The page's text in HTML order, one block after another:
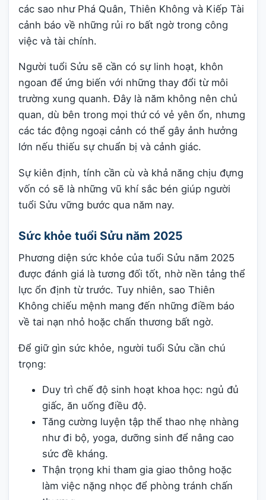
các sao như Phá Quân, Thiên Không và Kiếp Tài
cảnh báo về những rủi ro bất ngờ trong công
việc và tài chính.
Người tuổi Sửu sẽ cần có sự linh hoạt, khôn
ngoan để ứng biến với những thay đổi từ môi
trường xung quanh. Đây là năm không nên chủ
quan, dù bên trong mọi thứ có vẻ yên ổn, nhưng
các tác động ngoại cảnh có thể gây ảnh hưởng
lớn nếu thiếu sự chuẩn bị và cảnh giác.
Sự kiên định, tính cần cù và khả năng chịu đựng
vốn có sẽ là những vũ khí sắc bén giúp người
tuổi Sửu vững bước qua năm nay.
Sức khỏe tuổi Sửu năm 2025
Phương diện sức khỏe của tuổi Sửu năm 2025
được đánh giá là tương đối tốt, nhờ nền tảng thể
lực ổn định từ trước. Tuy nhiên, sao Thiên
Không chiếu mệnh mang đến những điềm báo
về tai nạn nhỏ hoặc chấn thương bất ngờ.
Để giữ gìn sức khỏe, người tuổi Sửu cần chú
trọng:
Duy trì chế độ sinh hoạt khoa học: ngủ đủ
giấc, ăn uống điều độ.
Tăng cường luyện tập thể thao nhẹ nhàng
như đi bộ, yoga, dưỡng sinh để nâng cao
sức đề kháng.
Thận trọng khi tham gia giao thông hoặc
làm việc nặng nhọc để phòng tránh chấn